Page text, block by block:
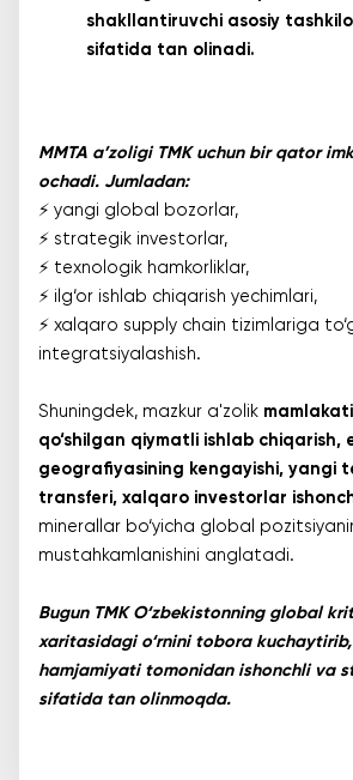
shakllantiruvchi asosiy
sifatida tan olinadi.
MMTA a’zoligi TMK uchun bir qator
ochadi. Jumladan:
⚡️ yangi global bozorlar,
⚡️ strategik investorlar,
⚡️ texnologik hamkorliklar,
⚡️ ilg‘or ishlab chiqarish yechimlari,
⚡️ xalqaro supply chain tizimlariga
integratsiyalashish.
Shuningdek, mazkur a'zolik
qo‘shilgan qiymatli ishlab chiqarish,
geografiyasining kengayishi, yangi
transferi, xalqaro investorlar
minerallar bo‘yicha global
mustahkamlanishini anglatadi.
Bugun TMK O‘zbekistonning global
xaritasidagi o‘rnini tobora
hamjamiyati tomonidan ishonchli va
sifatida tan olinmoqda.